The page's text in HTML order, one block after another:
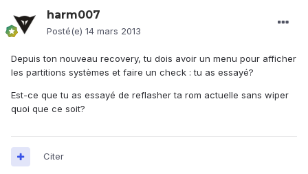
harm007
Posté(e) 14 mars 2013
Depuis ton nouveau recovery, tu dois avoir un menu pour afficher
les partitions systèmes et faire un check : tu as essayé?
Est-ce que tu as essayé de reflasher ta rom actuelle sans wiper
quoi que ce soit?
Citer